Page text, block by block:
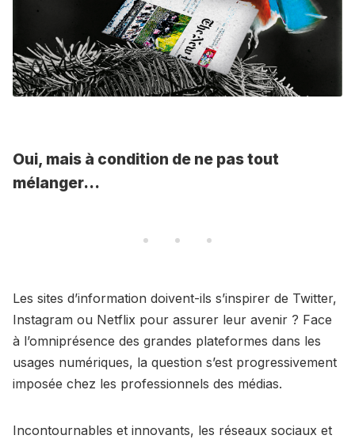
Oui, mais à condition de ne pas tout
mélanger...
Les sites d’information doivent-ils s’inspirer de Twitter,
Instagram ou Netflix pour assurer leur avenir ? Face
à l’omniprésence des grandes plateformes dans les
usages numériques, la question s’est progressivement
imposée chez les professionnels des médias.
Incontournables et innovants, les réseaux sociaux et